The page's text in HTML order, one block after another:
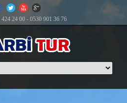
24 00 - 0530 901 36 76